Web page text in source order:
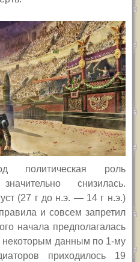
политическая роль
снизилась.
(27 г до н.э. — 14 г н.э.)
и совсем запретил
начала предполагалась
некоторым данным по 1-му
приходилось 19